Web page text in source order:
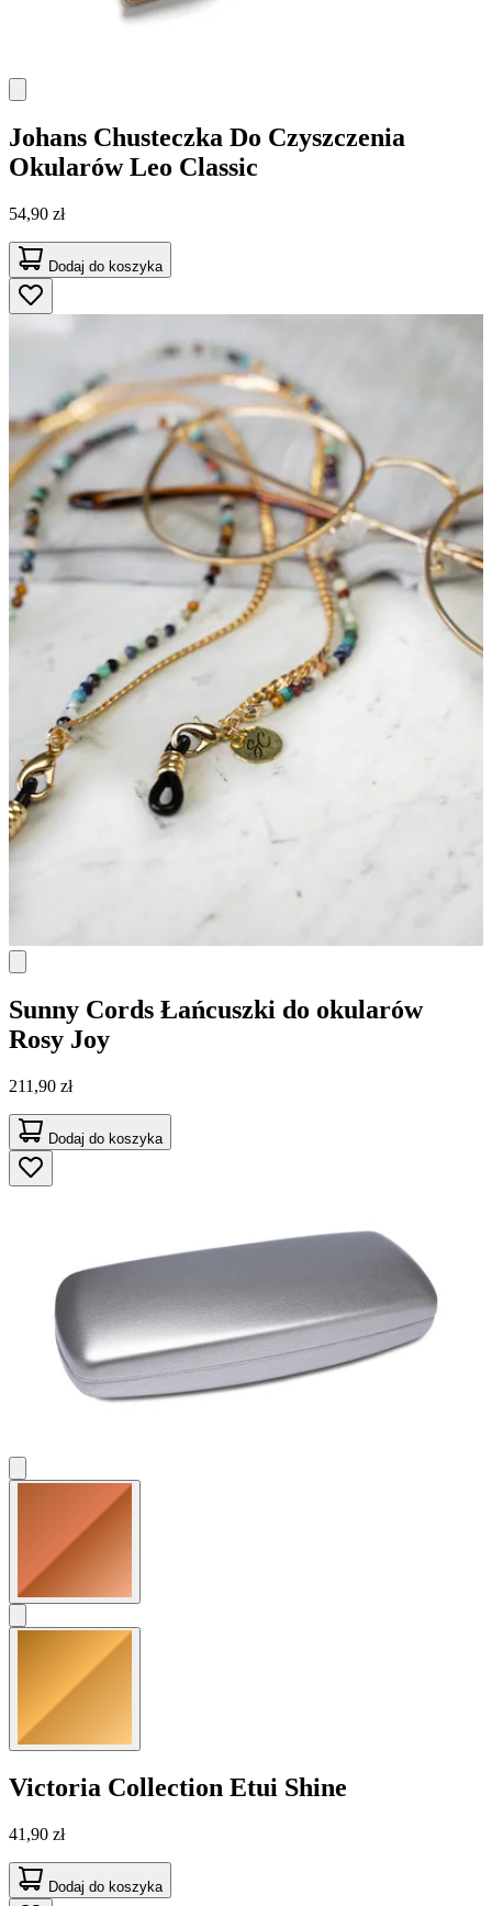
Johans Chusteczka Do Czyszczenia
Okularów Leo Classic
54,90 zł
Dodaj do koszyka
Sunny Cords Łańcuszki do okularów
Rosy Joy
211,90 zł
Dodaj do koszyka
Victoria Collection Etui Shine
41,90 zł
Dodaj do koszyka